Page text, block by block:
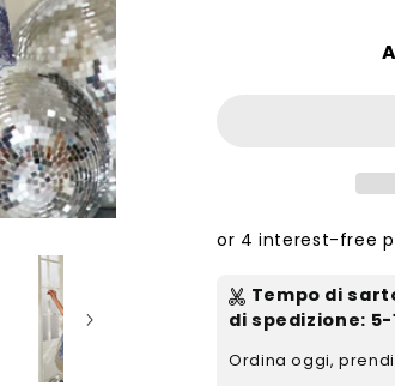
Tempo di
di spedizione:
Ordina oggi,